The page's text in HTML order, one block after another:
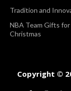
Tradition and
NBA Team Gifts for
Christmas
Copyright ©